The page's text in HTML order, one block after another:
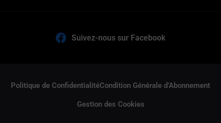
Suivez-nous sur Facebook
Politique de ConfidentialitéCondition Générale d’Abonnement
Gestion des Cookies